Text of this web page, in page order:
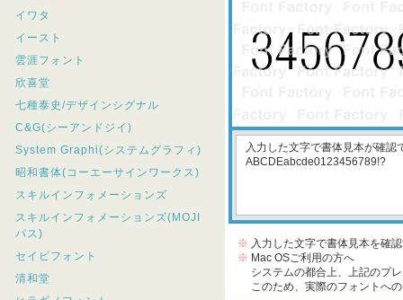
イワタ
イースト
雲涯フォント
欣喜堂
七種泰史/デザインシグナル
C&G(シーアンドジイ)
System Graphi(システムグラフィ)
昭和書体(コーエーサインワークス)
スキルインフォメーションズ
スキルインフォメーションズ(MOJI
パス)
セイビフォント
清和堂
※ 入力した文字で書体見本を確
※ Mac OSご利用の方へ
システムの都合上、上記のプ
このため、実際のフォントへの